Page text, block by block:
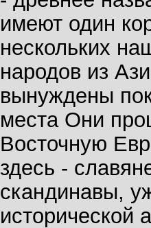
имеют один
нескольких
народов из
вынуждены
места Они
Восточную
здесь -
скандинавы,